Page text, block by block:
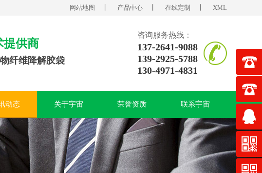
网站地图 产品中心 在线定制 XML
提供商
纤维降解胶袋
咨询服务热线：
137-2641-9088
139-2925-5788
130-4971-4831
动态 关于宇宙 荣誉资质 联系宇宙